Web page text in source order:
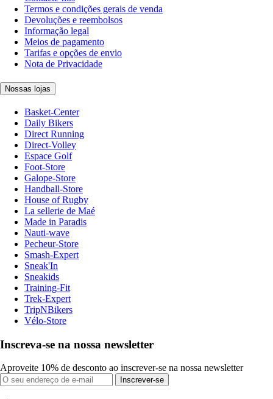
Termos e condições gerais de venda
Devoluções e reembolsos
Informação legal
Meios de pagamento
Tarifas e opções de envio
Nota de Privacidade
Nossas lojas
Basket-Center
Daily Bikers
Direct Running
Direct-Volley
Espace Golf
Foot-Store
Galope-Store
Handball-Store
House of Rugby
La sellerie de Maé
Made in Paradis
Nauti-wave
Pecheur-Store
Smash-Expert
Sneak'In
Sneakids
Training-Fit
Trek-Expert
TripNBikers
Vélo-Store
Inscreva-se na nossa newsletter
Aproveite 10% de desconto ao inscrever-se na nossa newsletter
Inscrever-se